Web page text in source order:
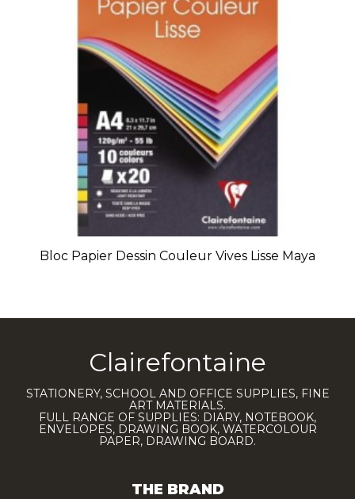
Bloc Papier Dessin Couleur Vives Lisse Maya
Clairefontaine
STATIONERY, SCHOOL AND OFFICE SUPPLIES, FINE
ART MATERIALS.
FULL RANGE OF SUPPLIES: DIARY, NOTEBOOK,
ENVELOPES, DRAWING BOOK, WATERCOLOUR
PAPER, DRAWING BOARD.
THE BRAND